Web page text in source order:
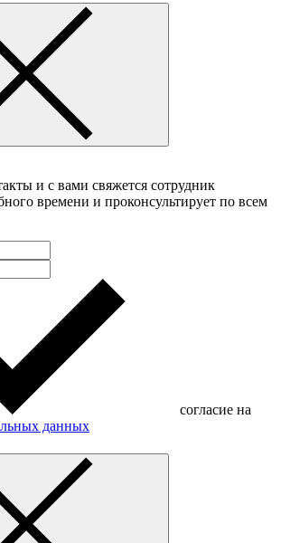
и с вами свяжется сотрудник
времени и проконсультирует по всем
согласие на
данных